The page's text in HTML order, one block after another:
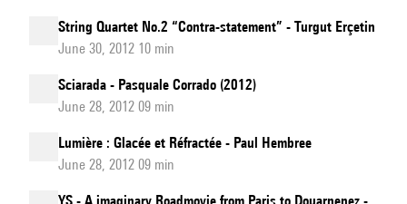
String Quartet No.2 “Contra-statement” - Turgut Erçetin
June 30, 2012 10 min
Sciarada - Pasquale Corrado (2012)
June 28, 2012 09 min
Lumière : Glacée et Réfractée - Paul Hembree
June 28, 2012 09 min